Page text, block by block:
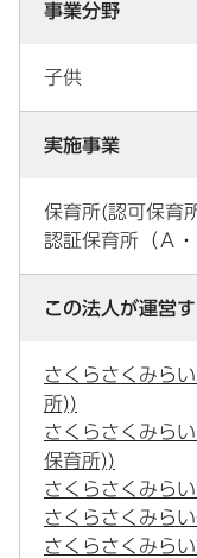
事業分野
子供
実施事業
保育所(認可保育
認証保育所（Ａ・
この法人が運営
さくらさくみら
所))
さくらさくみら
保育所))
さくらさくみら
さくらさくみら
さくらさくみら